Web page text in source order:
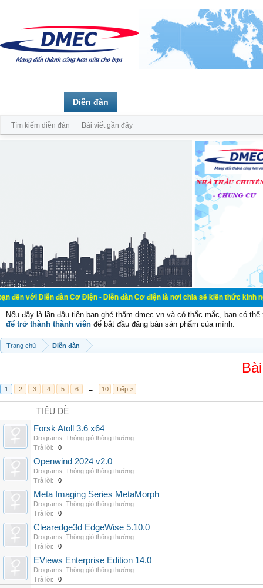
đàn Cơ Điện - Diễn đàn Cơ điện là nơi chia sẽ kiến thức kinh nghiệm
Nếu đây là lần đầu tiên bạn ghé thăm dmec.vn và có thắc mắc, bạn có
để trở thành thành viên để bắt đầu đăng bán sản phẩm của mình.
Trang chủ Diễn đàn
1 2 3 4 5 6 → 10 Tiếp >
TIÊU ĐỀ
Forsk Atoll 3.6 x64
Drograms Thông gió thông thường
Trả lời:
0
Openwind 2024 v2.0
Drograms Thông gió thông thường
Trả lời:
0
Meta Imaging Series MetaMorph
Drograms Thông gió thông thường
Trả lời:
0
Clearedge3d EdgeWise 5.10.0
Drograms Thông gió thông thường
Trả lời:
0
EViews Enterprise Edition 14.0
Drograms Thông gió thông thường
Trả lời:
0
Diễn đàn
Tìm kiếm diễn đàn Bài viết gần đây